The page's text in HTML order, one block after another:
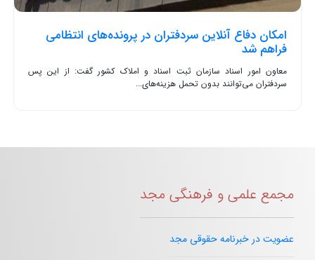
امکان دفاع آنلاین سردفتران در پرونده‌های انتظامی
فراهم شد
معاون امور اسناد سازمان ثبت اسناد و املاک کشور گفت: از این پس
سردفتران می‌توانند بدون تحمل هزینه‌های...
مجمع علمی و فرهنگی مجد
عضویت در خبرنامه حقوقی مجد